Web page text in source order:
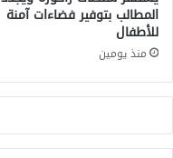
ن
ك
ي
و
و
غ
ا
م
ة
المطالب بتوفير فضاءات آمنة
للأطفال
منذ يومين